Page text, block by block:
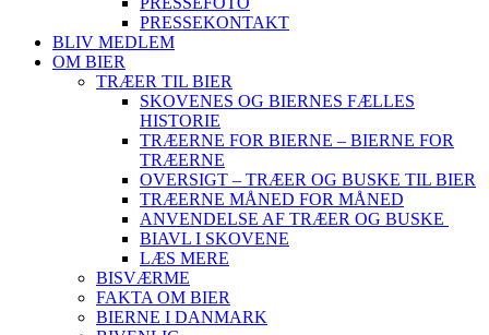
PRESSEKONTAKT
BLIV MEDLEM
OM BIER
TRÆER TIL BIER
SKOVENES OG BIERNES FÆLLES
HISTORIE
TRÆERNE FOR BIERNE – BIERNE FOR
TRÆERNE
OVERSIGT – TRÆER OG BUSKE TIL BIER
TRÆERNE MÅNED FOR MÅNED
ANVENDELSE AF TRÆER OG BUSKE
BIAVL I SKOVENE
LÆS MERE
BISVÆRME
FAKTA OM BIER
BIERNE I DANMARK